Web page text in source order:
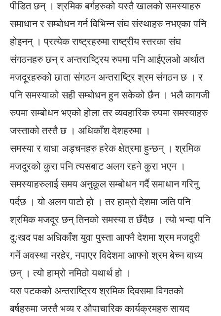
पीडित छन् । श्रमिक बर्गहरुको यस्तै खालको समस्याहरु
समाधान र सम्बोधन गर्न विभिन्न संघ संस्थाहरु नभएका पनि
होइनन् । प्रत्येक राष्ट्रहरुमा राष्ट्रीय स्तरका संघ
संगठनहरु छन् र अन्तराष्ट्रिय रुपमा पनि आईएलओ अर्थात
मजदूरहरुको छाता संगठन अन्तराष्ट्रि श्रम संगठन छ । र
पनि समस्याको सही सम्बोधन हुन सकेको छैन । भलै कागजी
रुपमा सम्बोधन भएको होला तर व्यवहारिक रुपमा समस्याहरु
जस्ताको तस्तै छ । अधिकाँश देशहरुमा ।
समस्या र बाधा अड्चनहरु हरेक क्षेत्रमा हुन्छन् । श्रमिक
मजदुरको कुरा पनि त्यसबाट अलग रहने कुरा भएन ।
समस्याहरुलाई समय अनुकूल सम्बोधन गर्दै समाधान गरिनु
पर्दछ । यो अलग पाटो हो । तर हाम्रो देशमा जति पनि
श्रमिक मजदूर छन् तिनको समस्या त छँदैछ । त्यो भन्दा पनि
दुःखद पक्ष अधिकाँश युवा पुस्ता आफ्नै देशमा श्रम मजदुरी
गर्ने अवस्था नरहेर, नपाएर विदेशमा आफ्नो श्रम बेच्न बाध्य
छन् । त्यो हाम्रो नमिठो यथार्थ हो ।
यस पटकको अन्तराष्ट्रिय श्रमिक दिवसमा विगतको
बर्षहरुमा जस्तै भव्य र औपाचारिक कार्यक्रमहरु सायद